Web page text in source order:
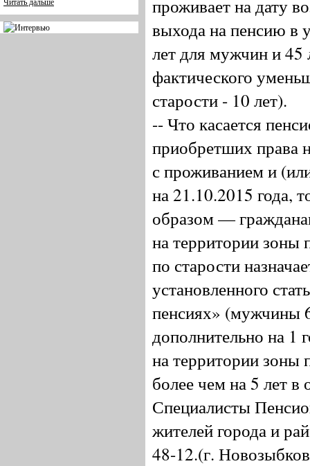
проживает на дату
выхода на пенсию в
лет для мужчин и 45
фактического
старости - 10 лет).
-- Что касается
приобретших права
с проживанием и
на 21.10.2015 года,
образом —
на территории зоны
по старости
установленного
пенсиях» (мужчины
дополнительно на 1
на территории зоны
более чем на 5 лет
Специалисты
жителей города и
48-12.(г.